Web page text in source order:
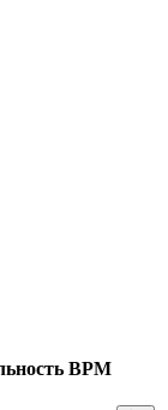
BPM